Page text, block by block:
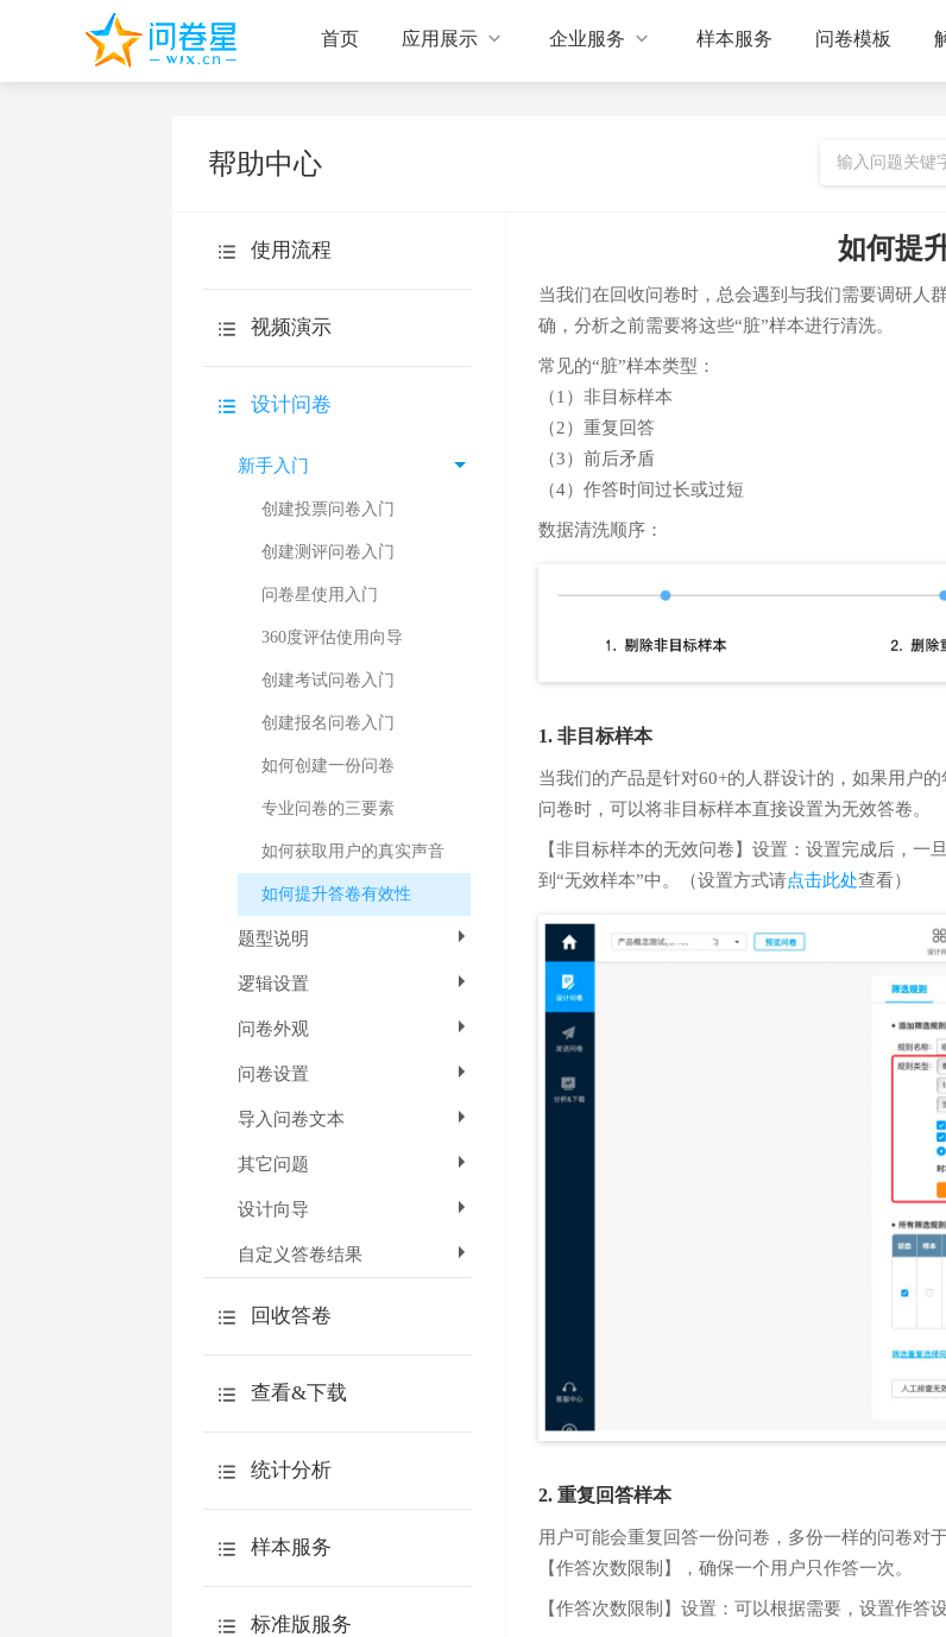
首页 应用展示  企业服务  样本服务 问卷模板
帮助中心
使用流程
视频演示
统计分析
设计问卷
新手入门
创建投票问卷入门
创建测评问卷入门
问卷星使用入门
360度评估使用向导
创建考试问卷入门
创建报名问卷入门
如何创建一份问卷
专业问卷的三要素
如何获取用户的真实声音
如何提升答卷有效性
题型说明
逻辑设置
问卷外观
问卷设置
导入问卷文本
其它问题
设计向导
自定义答卷结果
回收答卷
自定义链接
邀请邮件
邀请短信
查看&下载
下载原始答卷
下载到spss分析
统计分析
自定义查询
样本服务
标准版服务
如何提
当我们在回收问卷时，总会遇到与我们需要调研人
确，分析之前需要将这些“脏”样本进行清洗。
常见的“脏”样本类型：
（1）非目标样本
（2）重复回答
（3）前后矛盾
（4）作答时间过长或过短
数据清洗顺序：
1. 非目标样本
当我们的产品是针对60+的人群设计的，如果用户
问卷时，可以将非目标样本直接设置为无效答卷。
【非目标样本的无效问卷】设置：设置完成后，
到“无效样本”中。（设置方式请点击此处查看）
2. 重复回答样本
用户可能会重复回答一份问卷，多份一样的问卷对
【作答次数限制】，确保一个用户只作答一次。
【作答次数限制】设置：可以根据需要，设置作答